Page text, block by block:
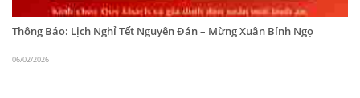
Thông Báo: Lịch Nghỉ Tết Nguyên Đán – Mừng Xuân Bính Ngọ
06/02/2026